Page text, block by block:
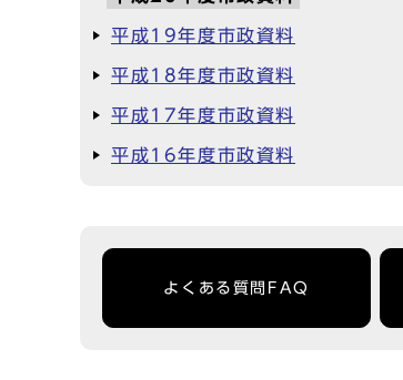
平成19年度市政資料
平成18年度市政資料
平成17年度市政資料
平成16年度市政資料
よくある質問FAQ